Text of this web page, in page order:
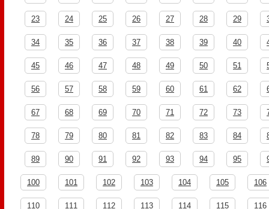
23 24 25 26 27 28 29
34 35 36 37 38 39 40
45 46 47 48 49 50 51
56 57 58 59 60 61 62
67 68 69 70 71 72 73
78 79 80 81 82 83 84
89 90 91 92 93 94 95
100 101 102 103 104 105 106
110 111 112 113 114 115 116